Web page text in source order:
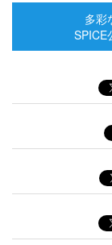
多彩
SPICE